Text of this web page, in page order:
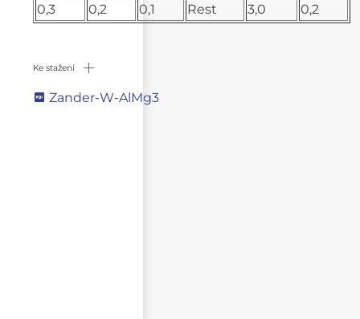
0,3
0,2 0,1 Rest 3,0 0,2
Ke stažení
Zander-W-AlMg3